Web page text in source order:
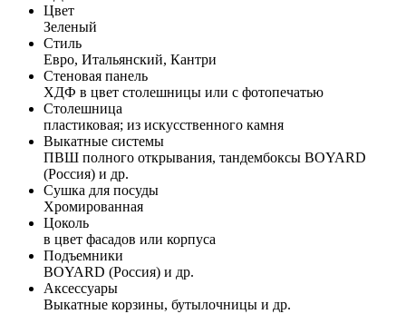
Цвет
Зеленый
Стиль
Евро, Итальянский, Кантри
Стеновая панель
ХДФ в цвет столешницы или с фотопечатью
Столешница
пластиковая; из искусственного камня
Выкатные системы
ПВШ полного открывания, тандембоксы BOYARD
(Россия) и др.
Сушка для посуды
Хромированная
Цоколь
в цвет фасадов или корпуса
Подъемники
BOYARD (Россия) и др.
Аксессуары
Выкатные корзины, бутылочницы и др.